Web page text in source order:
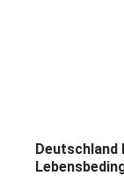
Deutschland